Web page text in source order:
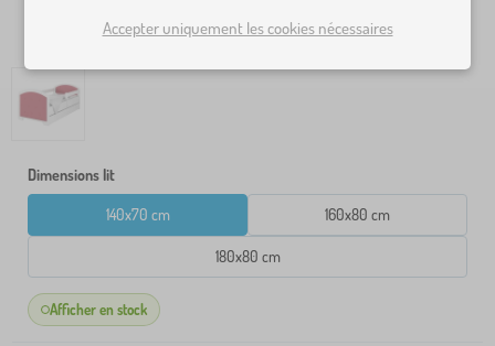
Dimensions lit
140x70 cm 160x80 cm
180x80 cm
Afficher en stock
Accepter uniquement les cookies nécessaires